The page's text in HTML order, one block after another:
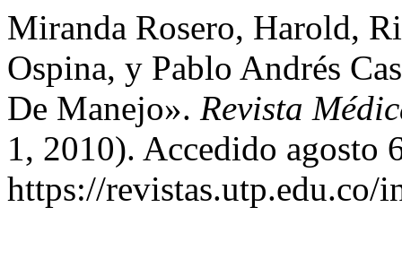
Miranda Rosero, Harold,
Ospina, y Pablo Andrés
De Manejo». Revista
1, 2010). Accedido agosto
https://revistas.utp.edu.co/